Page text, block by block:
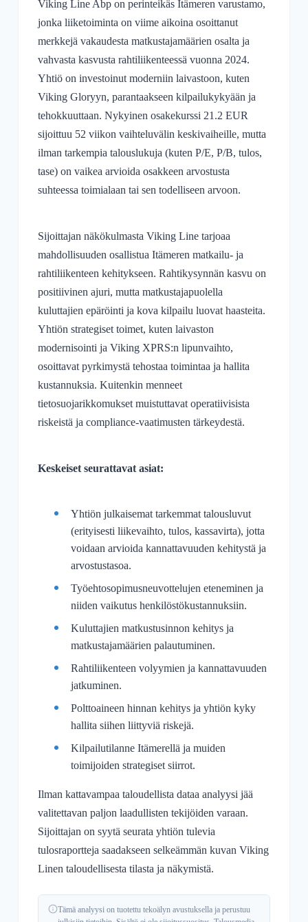
Viking Line Abp on perinteikäs Itämeren varustamo,
jonka liiketoiminta on viime aikoina osoittanut
merkkejä vakaudesta matkustajamäärien osalta ja
vahvasta kasvusta rahtiliikenteessä vuonna 2024.
Yhtiö on investoinut moderniin laivastoon, kuten
Viking Gloryyn, parantaakseen kilpailukykyään ja
tehokkuuttaan. Nykyinen osakekurssi 21.2 EUR
sijoittuu 52 viikon vaihteluvälin keskivaiheille, mutta
ilman tarkempia talouslukuja (kuten P/E, P/B, tulos,
tase) on vaikea arvioida osakkeen arvostusta
suhteessa toimialaan tai sen todelliseen arvoon.
Sijoittajan näkökulmasta Viking Line tarjoaa
mahdollisuuden osallistua Itämeren matkailu- ja
rahtiliikenteen kehitykseen. Rahtikysynnän kasvu on
positiivinen ajuri, mutta matkustajapuolella
kuluttajien epäröinti ja kova kilpailu luovat haasteita.
Yhtiön strategiset toimet, kuten laivaston
modernisointi ja Viking XPRS:n lipunvaihto,
osoittavat pyrkimystä tehostaa toimintaa ja hallita
kustannuksia. Kuitenkin menneet
tietosuojarikkomukset muistuttavat operatiivisista
riskeistä ja compliance-vaatimusten tärkeydestä.
Keskeiset seurattavat asiat:
Yhtiön julkaisemat tarkemmat talousluvut
(erityisesti liikevaihto, tulos, kassavirta), jotta
voidaan arvioida kannattavuuden kehitystä ja
arvostustasoa.
Työehtosopimusneuvottelujen eteneminen ja
niiden vaikutus henkilöstökustannuksiin.
Kuluttajien matkustusinnon kehitys ja
matkustajamäärien palautuminen.
Rahtiliikenteen volyymien ja kannattavuuden
jatkuminen.
Polttoaineen hinnan kehitys ja yhtiön kyky
hallita siihen liittyviä riskejä.
Kilpailutilanne Itämerellä ja muiden
toimijoiden strategiset siirrot.
Ilman kattavampaa taloudellista dataa analyysi jää
valitettavan paljon laadullisten tekijöiden varaan.
Sijoittajan on syytä seurata yhtiön tulevia
tulosraportteja saadakseen selkeämmän kuvan Viking
Linen taloudellisesta tilasta ja näkymistä.
Tämä analyysi on tuotettu tekoälyn avustuksella ja perustuu